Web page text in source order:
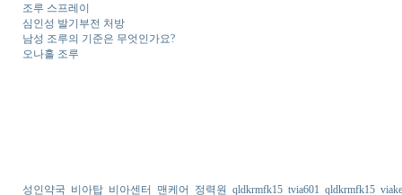
조루 스프레이
심인성 발기부전 처방
남성 조루의 기준은 무엇인가요?
오나홀 조루
성인약국 비아탑 비아센터 맨케어 정력원 qldkrmfk15 tvia601 qldkrmfk15